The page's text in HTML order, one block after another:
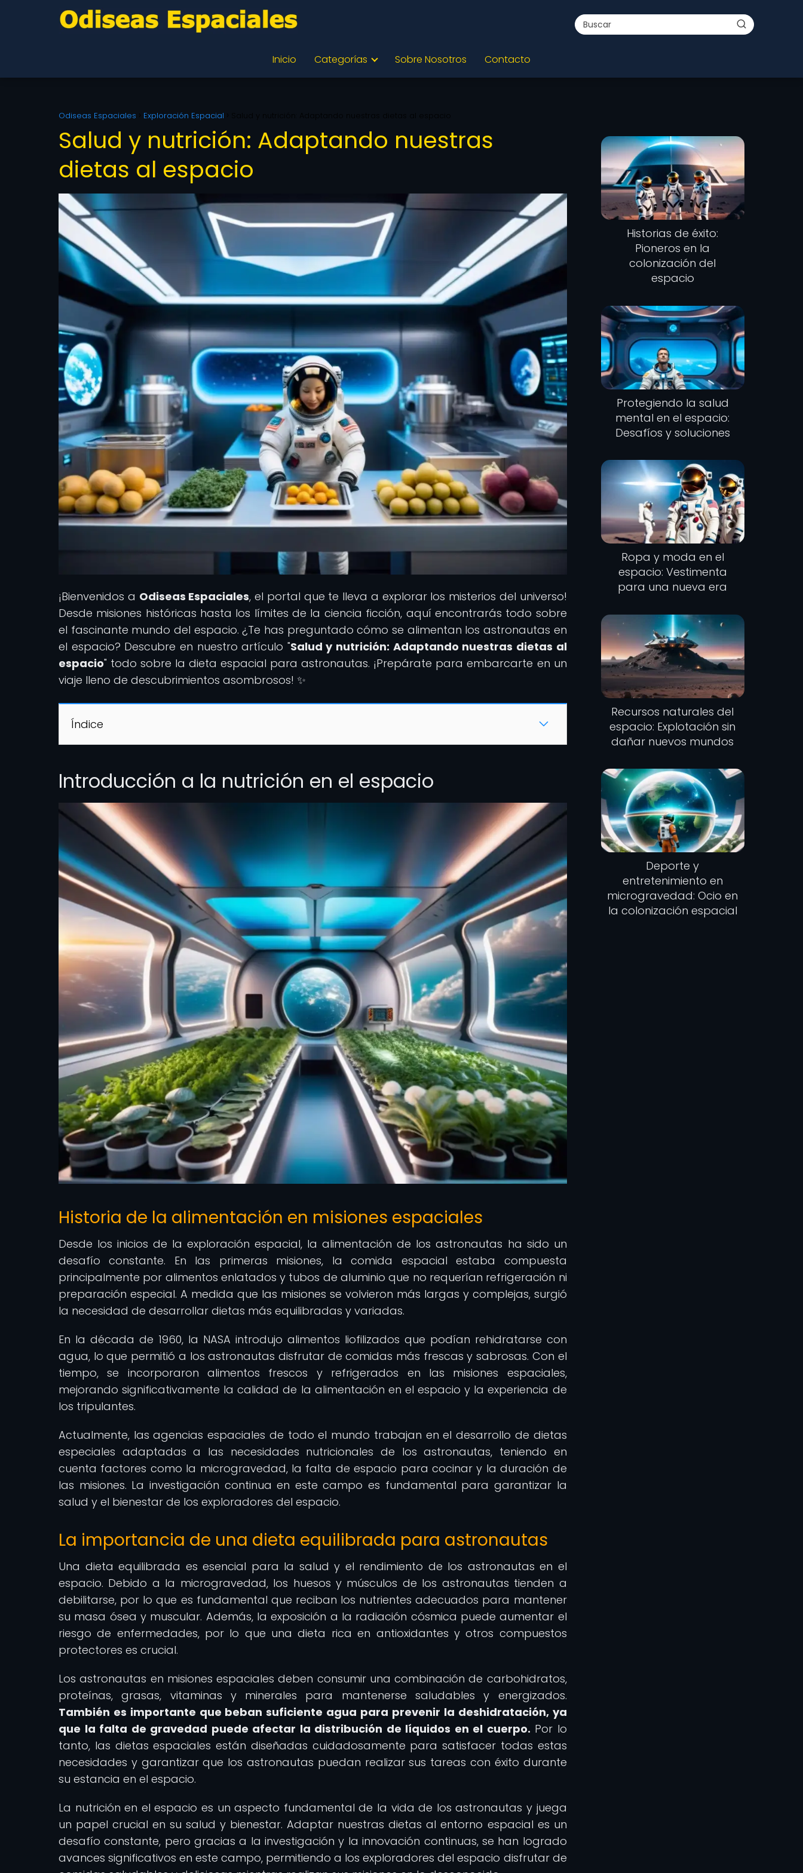
Inicio Categorías Sobre Nosotros Contacto
Odiseas Espaciales Exploración Espacial
Salud y nutrición: Adaptando nuestras
dietas al espacio
¡Bienvenidos a Odiseas Espaciales, el portal que te lleva a explorar los misterios del universo!
Desde misiones históricas hasta los límites de la ciencia ficción, aquí encontrarás todo sobre
el fascinante mundo del espacio. ¿Te has preguntado cómo se alimentan los astronautas en
el espacio? Descubre en nuestro artículo "Salud y nutrición: Adaptando nuestras dietas al
espacio" todo sobre la dieta espacial para astronautas. ¡Prepárate para embarcarte en un
viaje lleno de descubrimientos asombrosos! ✨
Índice
Introducción a la nutrición en el espacio
Historia de la alimentación en misiones espaciales
Desde los inicios de la exploración espacial, la alimentación de los astronautas ha sido un
desafío constante. En las primeras misiones, la comida espacial estaba compuesta
principalmente por alimentos enlatados y tubos de aluminio que no requerían refrigeración ni
preparación especial. A medida que las misiones se volvieron más largas y complejas, surgió
la necesidad de desarrollar dietas más equilibradas y variadas.
En la década de 1960, la NASA introdujo alimentos liofilizados que podían rehidratarse con
agua, lo que permitió a los astronautas disfrutar de comidas más frescas y sabrosas. Con el
tiempo, se incorporaron alimentos frescos y refrigerados en las misiones espaciales,
mejorando significativamente la calidad de la alimentación en el espacio y la experiencia de
los tripulantes.
Actualmente, las agencias espaciales de todo el mundo trabajan en el desarrollo de dietas
especiales adaptadas a las necesidades nutricionales de los astronautas, teniendo en
cuenta factores como la microgravedad, la falta de espacio para cocinar y la duración de
las misiones. La investigación continua en este campo es fundamental para garantizar la
salud y el bienestar de los exploradores del espacio.
La importancia de una dieta equilibrada para astronautas
Una dieta equilibrada es esencial para la salud y el rendimiento de los astronautas en el
espacio. Debido a la microgravedad, los huesos y músculos de los astronautas tienden a
debilitarse, por lo que es fundamental que reciban los nutrientes adecuados para mantener
su masa ósea y muscular. Además, la exposición a la radiación cósmica puede aumentar el
riesgo de enfermedades, por lo que una dieta rica en antioxidantes y otros compuestos
protectores es crucial.
Los astronautas en misiones espaciales deben consumir una combinación de carbohidratos,
proteínas, grasas, vitaminas y minerales para mantenerse saludables y energizados.
También es importante que beban suficiente agua para prevenir la deshidratación, ya
que la falta de gravedad puede afectar la distribución de líquidos en el cuerpo. Por lo
tanto, las dietas espaciales están diseñadas cuidadosamente para satisfacer todas estas
necesidades y garantizar que los astronautas puedan realizar sus tareas con éxito durante
su estancia en el espacio.
La nutrición en el espacio es un aspecto fundamental de la vida de los astronautas y juega
un papel crucial en su salud y bienestar. Adaptar nuestras dietas al entorno espacial es un
desafío constante, pero gracias a la investigación y la innovación continuas, se han logrado
avances significativos en este campo, permitiendo a los exploradores del espacio disfrutar de
Historias de éxito:
Pioneros en la
colonización del
espacio
Protegiendo la salud
mental en el espacio:
Desafíos y soluciones
Ropa y moda en el
espacio: Vestimenta
para una nueva era
Recursos naturales del
espacio: Explotación sin
dañar nuevos mundos
Deporte y
entretenimiento en
microgravedad: Ocio en
la colonización espacial